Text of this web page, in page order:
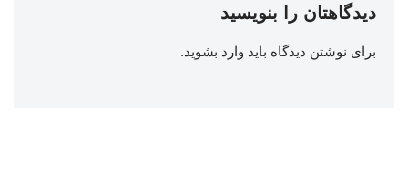
دیدگاهتان را بنویسید
برای نوشتن دیدگاه باید وارد بشوید.